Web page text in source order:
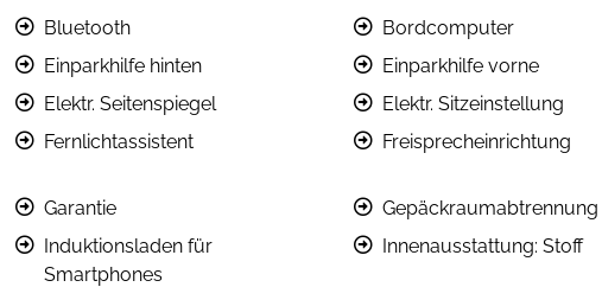
Bluetooth
Bordcomputer
Einparkhilfe hinten
Einparkhilfe vorne
Elektr. Seitenspiegel
Elektr. Sitzeinstellung
Fernlichtassistent Freisprecheinrichtung
Garantie
Gepäckraumabtrennung
Induktionsladen für
Smartphones
Innenausstattung: Stoff